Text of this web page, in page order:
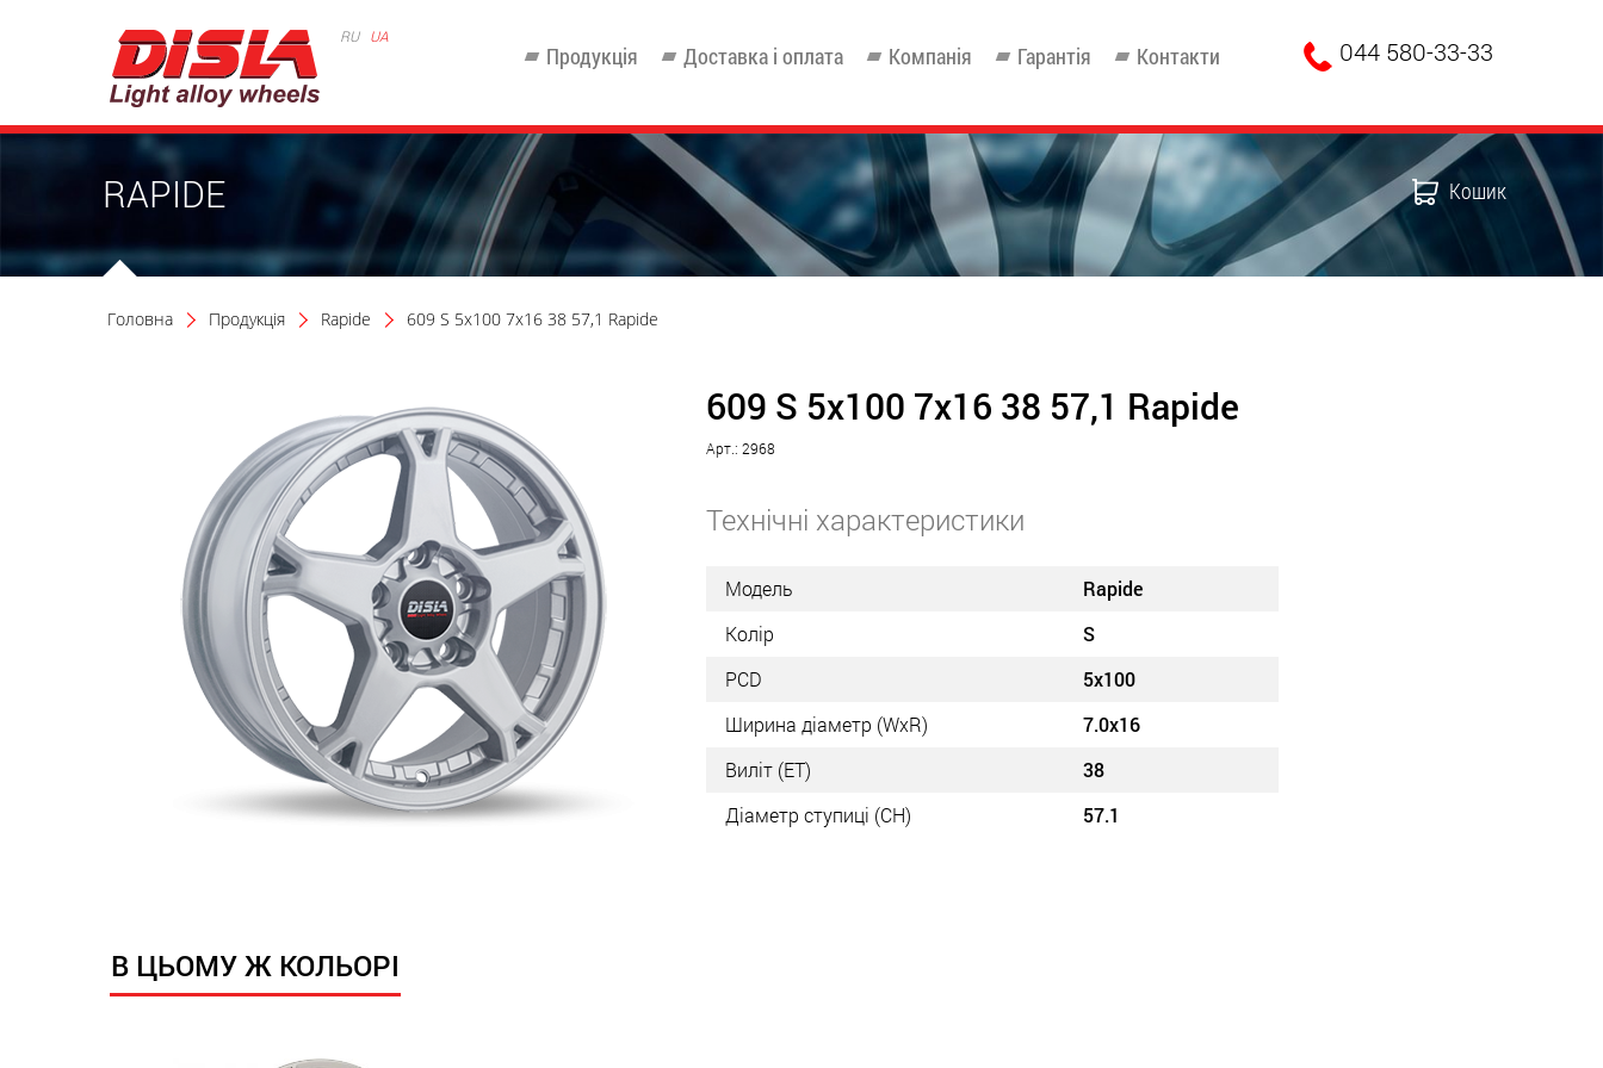
RU UA 044 580-33-33
Продукція Доставка і оплата Компанія Гарантія Контакти
RAPIDE Кошик
Головна Продукція Rapide 609 S 5x100 7x16 38 57,1 Rapide
609 S 5x100 7x16 38 57,1 Rapide
Арт.: 2968
Технічні характеристики
Модель
Rapide
Колір
S
PCD
5x100
Ширина діаметр (WxR)
7.0x16
Виліт (ET)
38
Діаметр ступиці (СН)
57.1
В ЦЬОМУ Ж КОЛЬОРІ